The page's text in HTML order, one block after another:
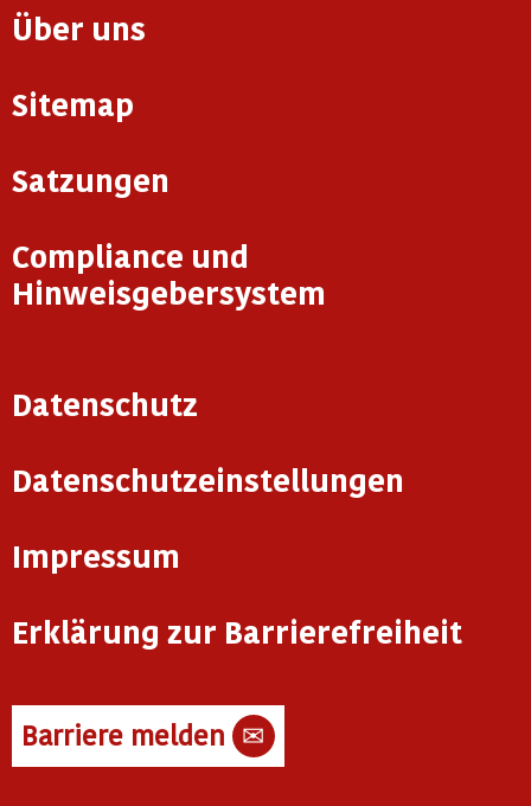
Über uns
Sitemap
Satzungen
Compliance und
Hinweisgebersystem
Datenschutz
Datenschutzeinstellungen
Impressum
Erklärung zur Barrierefreiheit
Barriere melden ✉